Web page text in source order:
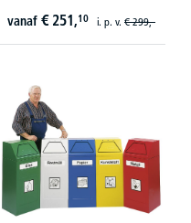
vanaf € 251,10 i. p. v. € 299,-